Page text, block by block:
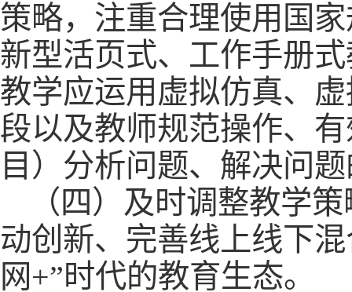
策略，注重合理使用国
新型活页式、工作手册
教学应运用虚拟仿真、
段以及教师规范操作、
目）分析问题、解决问
（四）及时调整教学
动创新、完善线上线下
网+”时代的教育生态。